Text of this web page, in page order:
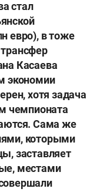
стал
евро), в тоже
Касаева
экономии
хотя задача
чемпионата
Сама же
которыми
заставляет
местами